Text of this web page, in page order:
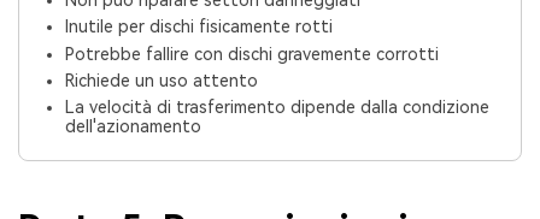
Inutile per dischi fisicamente rotti
Potrebbe fallire con dischi gravemente corrotti
Richiede un uso attento
La velocità di trasferimento dipende dalla condizione
dell'azionamento